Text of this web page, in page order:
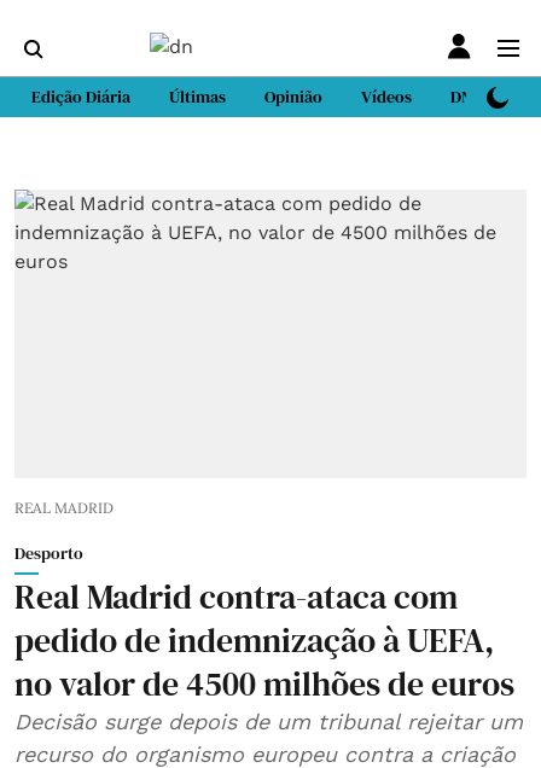
Edição Diária Últimas Opinião Vídeos DN Sport
REAL MADRID
Desporto
Real Madrid contra-ataca com
pedido de indemnização à UEFA,
no valor de 4500 milhões de euros
Decisão surge depois de um tribunal rejeitar um
recurso do organismo europeu contra a criação